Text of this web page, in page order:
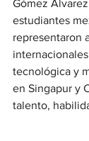
Gómez
estudiantes
representaron
tecnológica y
en Singapur y
talento,